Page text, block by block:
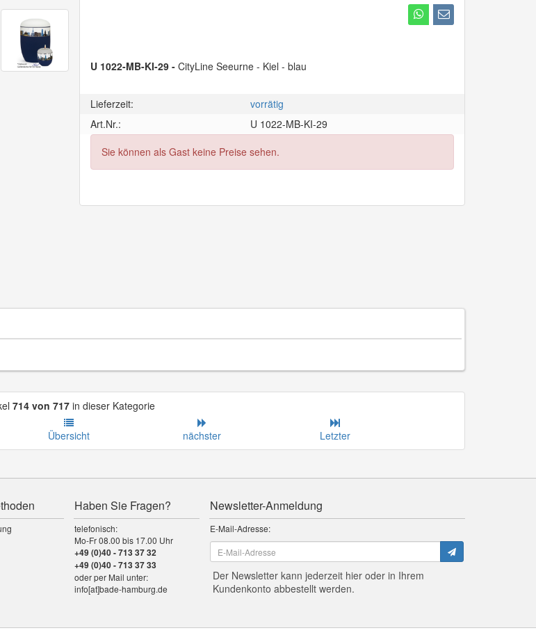
U 1022-MB-KI-29 - CityLine Seeurne - Kiel - blau
Lieferzeit:
vorrätig
Art.Nr.:
U 1022-MB-KI-29
Sie können als Gast keine Preise sehen.
714 von 717 in dieser Kategorie
Übersicht nächster Letzter
Haben Sie Fragen?
telefonisch:
Mo-Fr 08.00 bis 17.00 Uhr
+49 (0)40 - 713 37 32
+49 (0)40 - 713 37 33
oder per Mail unter:
info[at]bade-hamburg.de
Newsletter-Anmeldung
E-Mail-Adresse:
Der Newsletter kann jederzeit hier oder in Ihrem
Kundenkonto abbestellt werden.